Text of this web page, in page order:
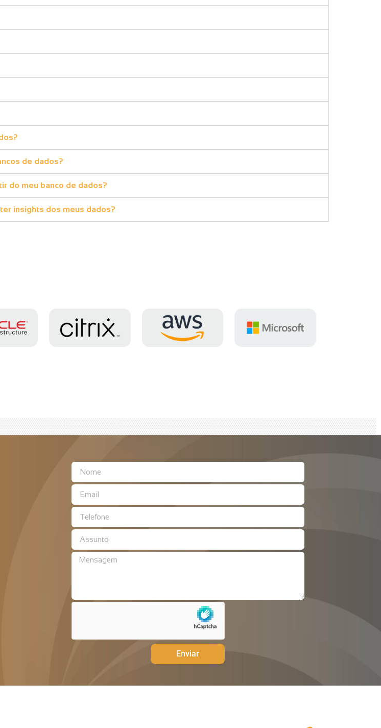
de dados?
do meu banco de dados?
insights dos meus dados?
Enviar